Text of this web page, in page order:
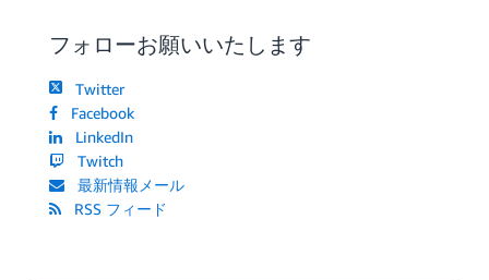
フォローお願いいたします
Twitter
Facebook
LinkedIn
Twitch
最新情報メール
RSS フィード